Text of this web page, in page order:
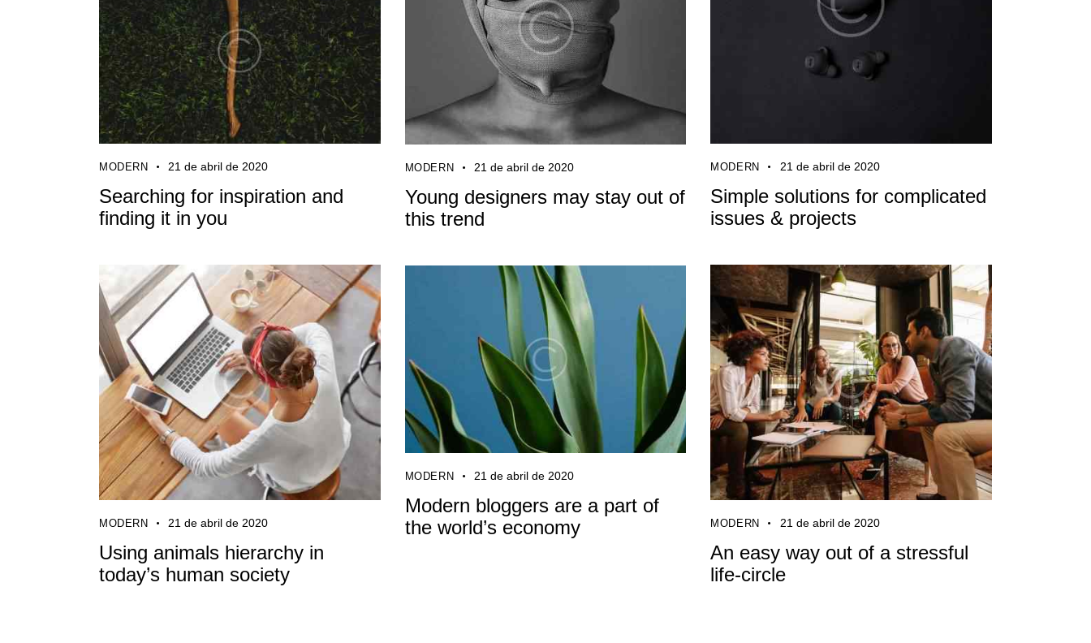
MODERN 21 de abril de 2020
Simple solutions for complicated
issues & projects
MODERN 21 de abril de 2020
Young designers may stay out of
this trend
MODERN 21 de abril de 2020
Searching for inspiration and
finding it in you
MODERN 21 de abril de 2020
An easy way out of a stressful
life-circle
MODERN 21 de abril de 2020
Using animals hierarchy in
today’s human society
MODERN 21 de abril de 2020
Modern bloggers are a part of
the world’s economy